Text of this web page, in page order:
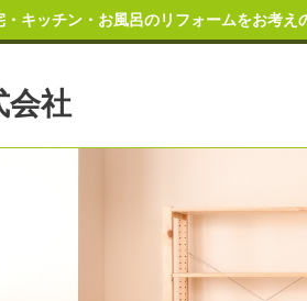
会社
・キッチン・お風呂のリフォームをお考